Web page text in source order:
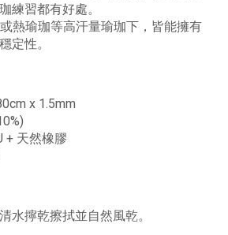
練習都有好處。
熱瑜珈等高汗量瑜珈下，皆能擁有
定性。
x 1.5mm
+ 天然橡膠
水擰乾擦拭並自然風乾。